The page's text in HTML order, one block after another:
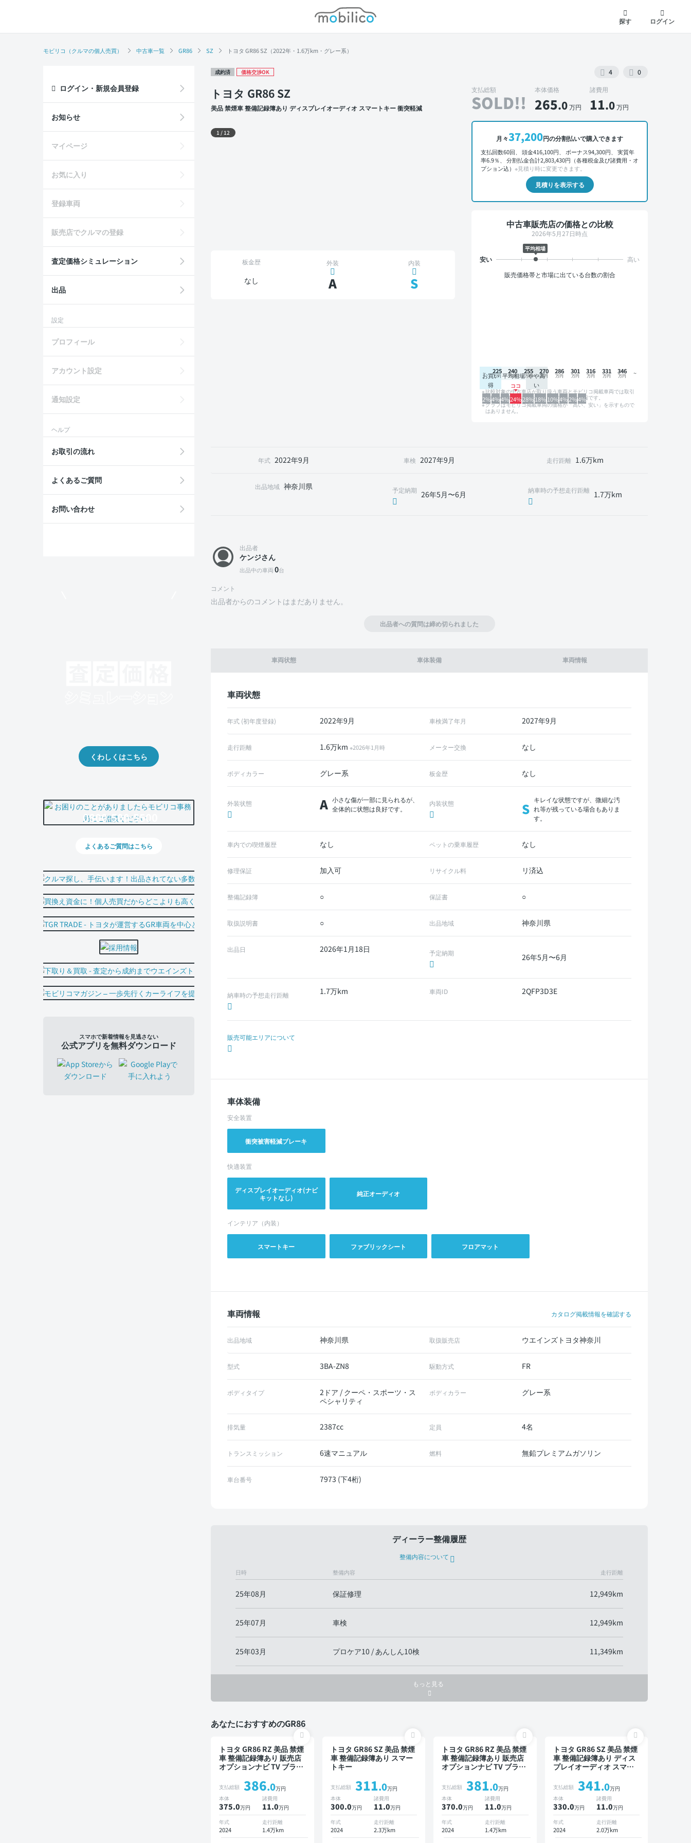
モビリコ
探す
ログイン
モビリコ（クルマの個人売買） 中古車一覧 GR86 SZ トヨタ GR86 SZ（2022年・1.6万km・グレー系）
成約済 価格交渉OK 4 0
トヨタ GR86 SZ
美品 禁煙車 整備記録簿あり ディスプレイオーディオ スマートキー 衝突軽減
外装 左前 外装 正面
1 /12
支払総額
SOLD!!
本体価格
265.0万円
諸費用
11.0万円
月々37,200円の分割払いで購入できます
支払回数60回、 頭金416,100円、 ボーナス94,300円、 実質年
率6.9％、 分割払金合計2,803,430円（各種税金及び諸費用・オ
プション込） ※見積り時に変更できます。
見積りを表示する
中古車販売店の価格との比較
2026年5月27日時点
平均相場
販売価格帯と市場に出ている台数の割合
お買い
得
平均相場 やや高
い
2%4%4%24%28%18%10%4%2%4%
225 240 255 270 286 301 316 331 346
比較対象の中古車店が取り扱う車両とモビリコ掲載車両では取引
形態や条件が異なるため、グラフは参考情報です。
グラフはモビリコ掲載車両の価格が「高い、安い」を示すもので
はありません。
板金歴
なし
外装
A
内装
S
年式 2022年9月 車検 2027年9月 走行距離 1.6万km
出品地域 神奈川県 予定納期 26年5月〜6月 納車時の予想走行距離 1.7万km
車両状態 車体装備 車両情報
車両状態
年式 (初年度登録) 2022年9月 車検満了年月 2027年9月
走行距離 1.6万km ※2026年1月時 メーター交換 なし
ボディカラー グレー系 板金歴 なし
外装状態 A 小さな傷が一部に見られるが、
全体的に状態は良好です。
内装状態 S
キレイな状態ですが、微細な汚
れ等が残っている場合もありま
す。
車内での喫煙履歴 なし ペットの乗車履歴 なし
修理保証 加入可 リサイクル料 リ済込
整備記録簿 ○ 保証書 ○
取扱説明書 ○ 出品地域 神奈川県
出品日 2026年1月18日 予定納期 26年5月〜6月
納車時の予想走行距離 1.7万km 車両ID 2QFP3D3E
販売可能エリアについて
車体装備
安全装置
衝突被害軽減ブレーキ
快適装置
ディスプレイオーディオ(ナビ
キットなし)
純正オーディオ
インテリア（内装）
スマートキー ファブリックシート フロアマット
車両情報 カタログ掲載情報を確認する
出品地域 神奈川県 取扱販売店 ウエインズトヨタ神奈川
型式 3BA-ZN8 駆動方式 FR
ボディタイプ
2ドア / クーペ・スポーツ・ス
ペシャリティ
ボディカラー グレー系
排気量 2387cc 定員 4名
トランスミッション 6速マニュアル 燃料 無鉛プレミアムガソリン
車台番号 7973 (下4桁)
出品者
ケンジさん
出品中の車両0台
コメント
出品者からのコメントはまだありません。
出品者への質問は締め切られました
ディーラー整備履歴
整備内容について
日時 整備内容 走行距離
25年08月 保証修理 12,949km
25年07月 車検 12,949km
25年03月 プロケア10 / あんしん10検 11,349km
もっと見る
あなたにおすすめのGR86
トヨタ GR86 RZ 美品 禁煙
車 整備記録簿あり 販売店
オプションナビ TV ブライ
ートクルーズ スマートキ
ー ETC バックモニター ド
ライブレコーダー 衝突軽
減
支払総額 386.0万円
本体
375.0万円
諸費用
11.0万円
年式
2024
走行距離
1.4万km
トヨタ GR86 SZ 美品 禁煙
車 整備記録簿あり スマー
トキー
支払総額 311.0万円
本体
300.0万円
諸費用
11.0万円
年式
2024
走行距離
2.3万km
トヨタ GR86 RZ 美品 禁煙
車 整備記録簿あり 販売店
オプションナビ TV ブライ
ートクルーズ スマートキ
ー ETC バックモニター ド
ライブレコーダー フルエ
アロ 衝突軽減
支払総額 381.0万円
本体
370.0万円
諸費用
11.0万円
年式
2024
走行距離
1.4万km
トヨタ GR86 SZ 美品 禁煙
車 整備記録簿あり ディス
プレイオーディオ スマー
ー フルエアロ 社外マフラ
ー
支払総額 341.0万円
本体
330.0万円
諸費用
11.0万円
年式
2024
走行距離
2.0万km
ログイン・新規会員登録
お知らせ
マイページ
お気に入り
登録車両
販売店でクルマの登録
査定価格シミュレーション
出品
設定
プロフィール
アカウント設定
通知設定
ヘルプ
お取引の流れ
よくあるご質問
お問い合わせ
くわしくはこちら
0800-500-5500
よくあるご質問はこちら
スマホで新着情報を見逃さない
公式アプリを無料ダウンロード